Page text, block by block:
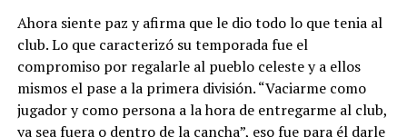
Ahora siente paz y afirma que le dio todo lo que tenia al
club. Lo que caracterizó su temporada fue el
compromiso por regalarle al pueblo celeste y a ellos
mismos el pase a la primera división. “Vaciarme como
jugador y como persona a la hora de entregarme al club,
ya sea fuera o dentro de la cancha”, eso fue para él darle